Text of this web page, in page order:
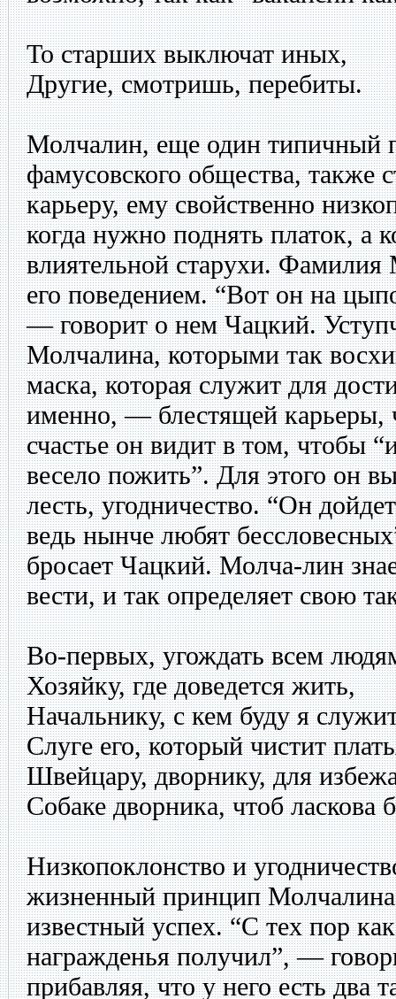
То старших выключат иных,
Другие, смотришь, перебиты.
Молчалин, еще один типичный
фамусовского общества, также
карьеру, ему свойственно
когда нужно поднять платок, а
влиятельной старухи. Фамилия
его поведением. “Вот он на
— говорит о нем Чацкий.
Молчалина, которыми так
маска, которая служит для
именно, — блестящей карьеры,
счастье он видит в том, чтобы
весело пожить”. Для этого он
лесть, угодничество. “Он
ведь нынче любят
бросает Чацкий. Молча-лин
вести, и так определяет свою
Во-первых, угождать всем
Хозяйку, где доведется жить,
Начальнику, с кем буду я
Слуге его, который чистит
Швейцару, дворнику, для
Собаке дворника, чтоб ласкова
Низкопоклонство и
жизненный принцип
известный успех. “С тех пор
награжденья получил”, —
прибавляя, что у него есть два